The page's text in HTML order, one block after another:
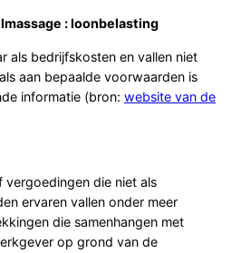
: loonbelasting
als bedrijfskosten en vallen niet
aan bepaalde voorwaarden is
informatie (bron: website van de
die niet als
ervaren vallen onder meer
die samenhangen met
op grond van de